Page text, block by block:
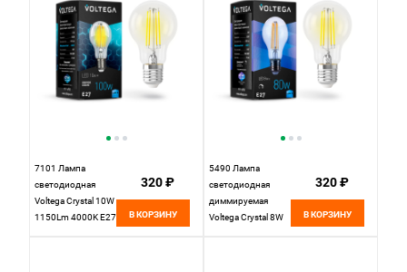
7101 Лампа
светодиодная
Voltega Crystal 10W
1150Lm 4000K E27
320 ₽
В КОРЗИНУ
5490 Лампа
светодиодная
диммируемая
Voltega Crystal 8W
320 ₽
В КОРЗИНУ